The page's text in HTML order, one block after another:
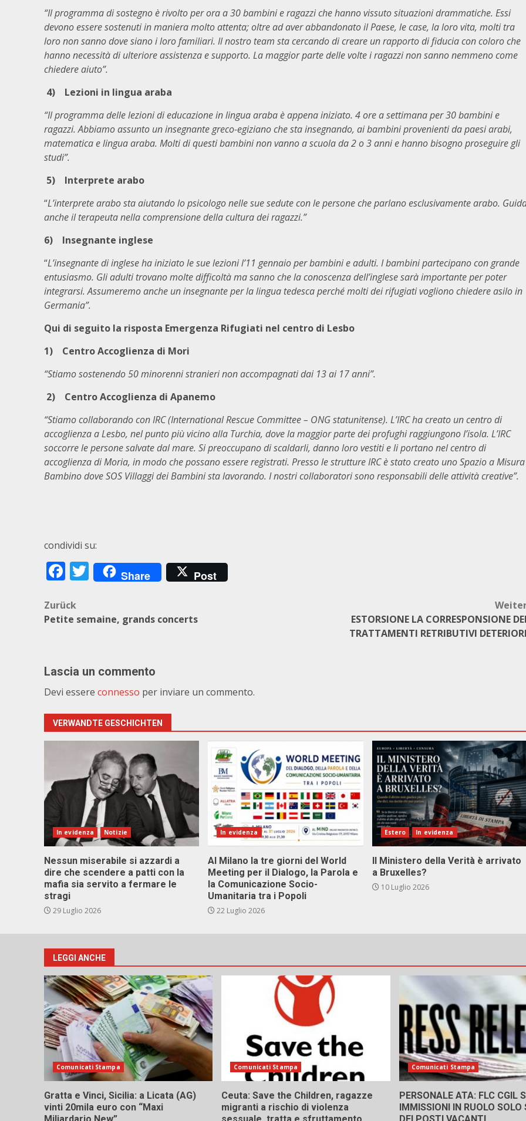
“Il programma di sostegno è rivolto per ora a 30 bambini e ragazzi che hanno vissuto situazioni drammatiche. Essi
devono essere sostenuti in maniera molto attenta; oltre ad aver abbandonato il Paese, le case, la loro vita, molti tra
loro non sanno dove siano i loro familiari. Il nostro team sta cercando di creare un rapporto di fiducia con coloro che
hanno necessità di ulteriore assistenza e supporto. La maggior parte delle volte i ragazzi non sanno nemmeno come
chiedere aiuto”.
4) Lezioni in lingua araba
“Il programma delle lezioni di educazione in lingua araba è appena iniziato. 4 ore a settimana per 30 bambini e
ragazzi. Abbiamo assunto un insegnante greco-egiziano che sta insegnando, ai bambini provenienti da paesi arabi,
matematica e lingua araba. Molti di questi bambini non vanno a scuola da 2 o 3 anni e hanno bisogno proseguire gli
studi”.
5) Interprete arabo
“L’interprete arabo sta aiutando lo psicologo nelle sue sedute con le persone che parlano esclusivamente arabo.
anche il terapeuta nella comprensione della cultura dei ragazzi.”
6) Insegnante inglese
“L’insegnante di inglese ha iniziato le sue lezioni l’11 gennaio per bambini e adulti. I bambini partecipano con grande
entusiasmo. Gli adulti trovano molte difficoltà ma sanno che la conoscenza dell’inglese sarà importante per poter
integrarsi. Assumeremo anche un insegnante per la lingua tedesca perché molti dei rifugiati vogliono chiedere asilo in
Germania”.
Qui di seguito la risposta Emergenza Rifugiati nel centro di Lesbo
1) Centro Accoglienza di Mori
“Stiamo sostenendo 50 minorenni stranieri non accompagnati dai 13 ai 17 anni”.
2) Centro Accoglienza di Apanemo
“Stiamo collaborando con IRC (International Rescue Committee – ONG statunitense). L’IRC ha creato un centro di
accoglienza a Lesbo, nel punto più vicino alla Turchia, dove la maggior parte dei profughi raggiungono l’isola. L’IRC
soccorre le persone salvate dal mare. Si preoccupano di scaldarli, danno loro vestiti e li portano nel centro di
accoglienza di Moria, in modo che possano essere registrati. Presso le strutture IRC è stato creato uno Spazio a Misura
Bambino dove SOS Villaggi dei Bambini sta lavorando. I nostri collaboratori sono responsabili delle attività creative”.
condividi su:
Facebook
Twitter
Share Post
Beitragsnavigation
Zurück
Petite semaine, grands concerts
ESTORSIONE LA CORRESPONSIONE
TRATTAMENTI RETRIBUTIVI
Lascia un commento
Devi essere connesso per inviare un commento.
VERWANDTE GESCHICHTEN
In evidenza Notizie
Nessun miserabile si azzardi a
dire che scendere a patti con la
mafia sia servito a fermare le
stragi
29 Luglio 2026
In evidenza
Al Milano la tre giorni del World
Meeting per il Dialogo, la Parola e
la Comunicazione Socio-
Umanitaria tra i Popoli
22 Luglio 2026
Estero In evidenza
Il Ministero della Verità è arrivato
a Bruxelles?
10 Luglio 2026
LEGGI ANCHE
Comunicati Stampa
Gratta e Vinci, Sicilia: a Licata (AG)
vinti 20mila euro con “Maxi
Comunicati Stampa
Ceuta: Save the Children, ragazze
migranti a rischio di violenza
Comunicati Stampa
PERSONALE ATA: FLC CGIL
IMMISSIONI IN RUOLO SOLO